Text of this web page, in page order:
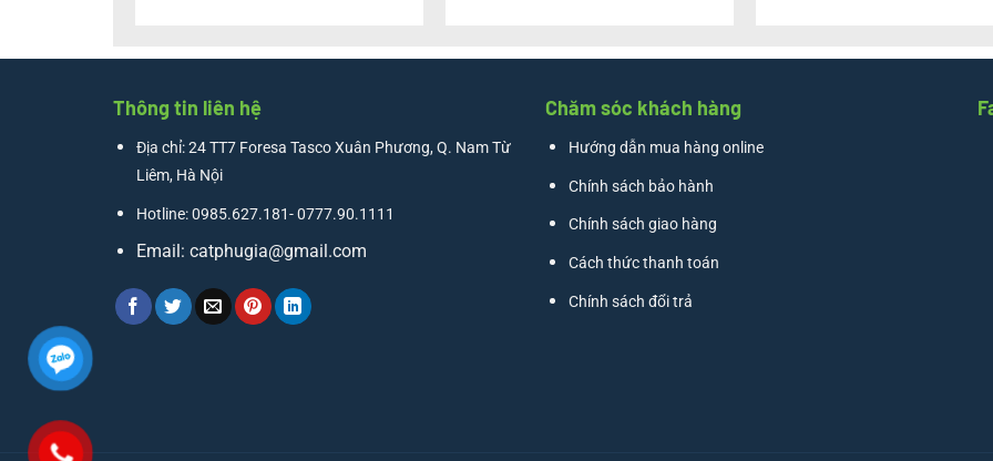
Thông tin liên hệ
Địa chỉ: 24 TT7 Foresa Tasco Xuân Phương, Q. Nam Từ
Liêm, Hà Nội
Hotline: 0985.627.181- 0777.90.1111
Email: catphugia@gmail.com
Chăm sóc khách hàng
Hướng dẫn mua hàng online
Chính sách bảo hành
Chính sách giao hàng
Cách thức thanh toán
Chính sách đổi trả